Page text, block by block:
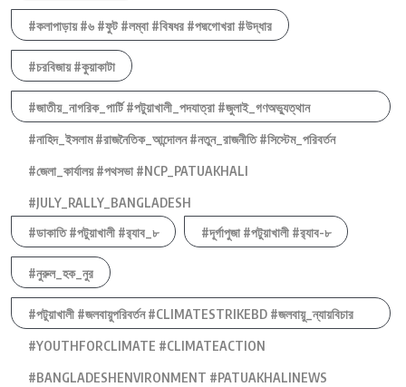
#কলাপাড়ায় #৬ #ফুট #লম্বা #বিষধর #পদ্মগোখরা #উদ্ধার
#চরবিজায় #কুয়াকাটা
#জাতীয়_নাগরিক_পার্টি #পটুয়াখালী_পদযাত্রা #জুলাই_গণঅভ্যুত্থান
#নাহিদ_ইসলাম #রাজনৈতিক_আন্দোলন #নতুন_রাজনীতি #সিস্টেম_পরিবর্তন
#জেলা_কার্যালয় #পথসভা #NCP_PATUAKHALI
#JULY_RALLY_BANGLADESH
#ডাকাতি #পটুয়াখালী #র‍্যাব_৮
#দূর্গাপুজা #পটুয়াখালী #র‍্যাব-৮
#নুরুল_হক_নুর
#পটুয়াখালী #জলবায়ুপরিবর্তন #CLIMATESTRIKEBD #জলবায়ু_ন্যায়বিচার
#YOUTHFORCLIMATE #CLIMATEACTION
#BANGLADESHENVIRONMENT #PATUAKHALINEWS